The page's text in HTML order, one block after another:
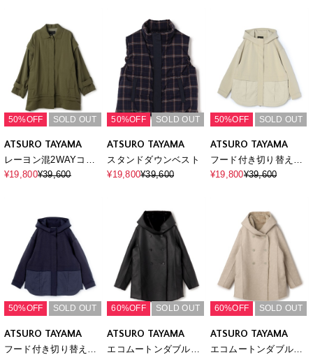
50%OFF SOLD OUT
ATSURO TAYAMA
レーヨン混2WAYコー
ト
¥19,800¥39,600
50%OFF SOLD OUT
ATSURO TAYAMA
スタンドダウンベスト
¥19,800¥39,600
50%OFF SOLD OUT
ATSURO TAYAMA
フード付き切り替えブ
ルゾン
¥19,800¥39,600
50%OFF SOLD OUT
ATSURO TAYAMA
フード付き切り替えブ
60%OFF SOLD OUT
ATSURO TAYAMA
エコムートンダブルブ
60%OFF SOLD OUT
ATSURO TAYAMA
エコムートンダブルブ